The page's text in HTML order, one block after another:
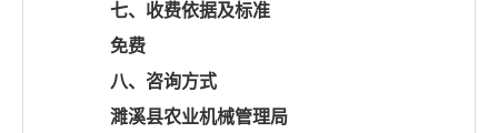
七、收费依据及标准
免费
八、咨询方式
濉溪县农业机械管理局